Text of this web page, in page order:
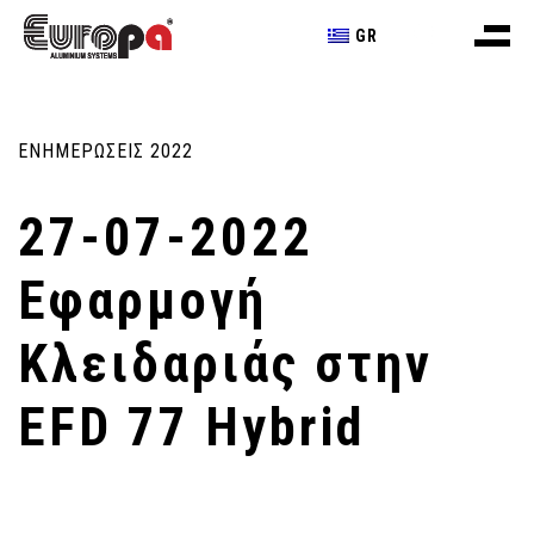
GR
ΕΝΗΜΕΡΩΣΕΙΣ 2022
27-07-2022
Εφαρμογή
Κλειδαριάς στην
EFD 77 Hybrid